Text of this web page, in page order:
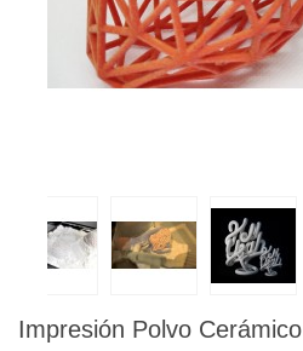
Impresión Polvo Cerámico